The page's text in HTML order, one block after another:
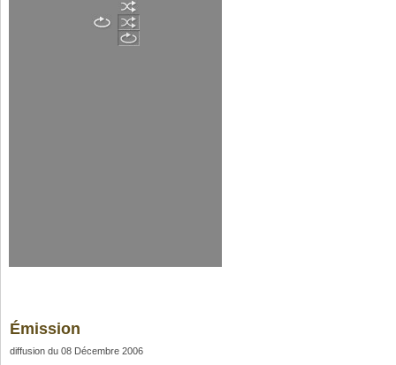
Émission
diffusion du 08 Décembre 2006